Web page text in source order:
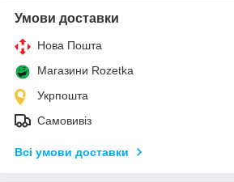
Умови доставки
Нова Пошта
Магазини Rozetka
Укрпошта
Самовивіз
Всі умови доставки